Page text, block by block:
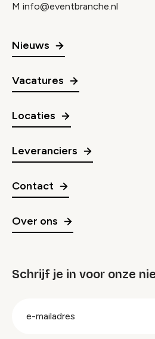
M info@eventbranche.nl
Nieuws
Vacatures
Locaties
Leveranciers
Contact
Over ons
Schrijf je in voor onze